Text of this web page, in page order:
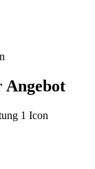
Angebot